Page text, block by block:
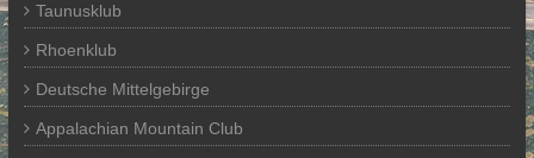
Taunusklub
Rhoenklub
Deutsche Mittelgebirge
Appalachian Mountain Club